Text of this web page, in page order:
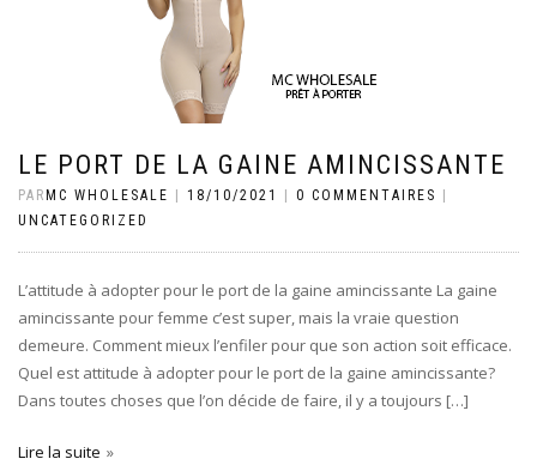
LE PORT DE LA GAINE AMINCISSANTE
PAR MC WHOLESALE 18/10/2021 0 COMMENTAIRES
UNCATEGORIZED
L’attitude à adopter pour le port de la gaine amincissante La gaine
amincissante pour femme c’est super, mais la vraie question
demeure. Comment mieux l’enfiler pour que son action soit efficace.
Quel est attitude à adopter pour le port de la gaine amincissante?
Dans toutes choses que l’on décide de faire, il y a toujours […]
Lire la suite